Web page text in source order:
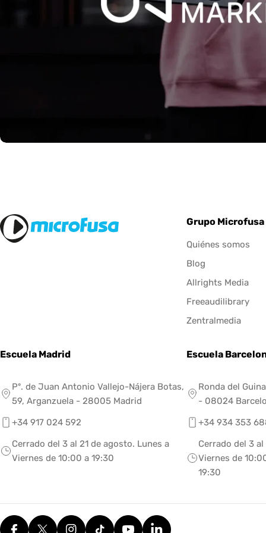
Grupo Microfusa
Quiénes somos
Blog
Allrights Media
Freeaudilibrary
Zentralmedia
Escuela Madrid
Pº. de Juan Antonio Vallejo-Nájera Botas,
59, Arganzuela - 28005 Madrid
+34 917 024 592
Cerrado del 3 al 21 de agosto. Lunes a
Viernes de 10:00 a 19:30
Escuela
Ronda del
- 08024
+34 934 353
Cerrado del 3
Viernes de
19:30